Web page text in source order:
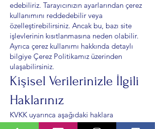
edebiliriz. Tarayıcınızın ayarlarından çerez
kullanımını reddedebilir veya
özelleştirebilirsiniz. Ancak bu, bazı site
işlevlerinin kısıtlanmasına neden olabilir.
Ayrıca çerez kullanımı hakkında detaylı
bilgiye Çerez Politikamız üzerinden
ulaşabilirsiniz.
Kişisel Verilerinizle İlgili
Haklarınız
KVKK uyarınca aşağıdaki haklara
sahipsiniz: